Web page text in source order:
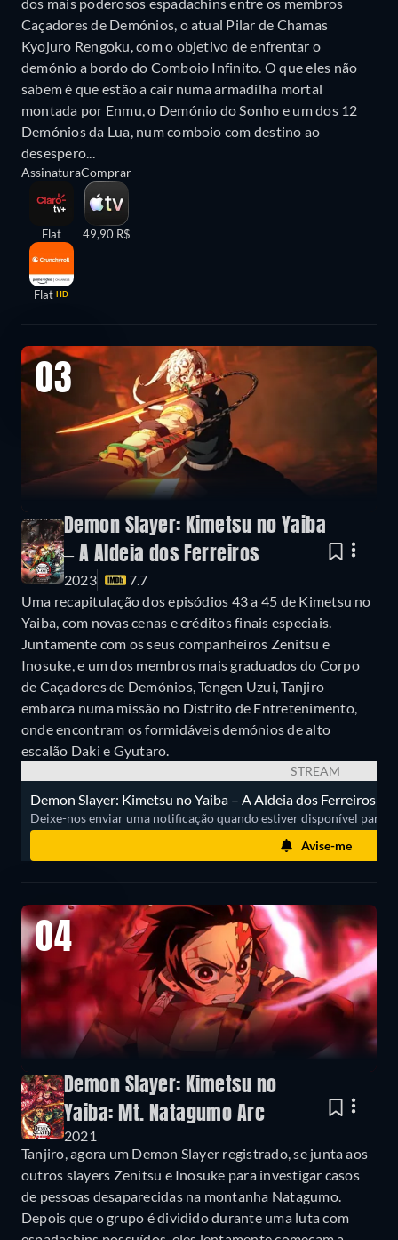
Caçadores de Demónios, o atual Pilar de Chamas
Kyojuro Rengoku, com o objetivo de enfrentar o
demónio a bordo do Comboio Infinito. O que eles não
sabem é que estão a cair numa armadilha mortal
montada por Enmu, o Demónio do Sonho e um dos 12
Demónios da Lua, num comboio com destino ao
desespero...
Assinatura
Flat
Flat HD
Comprar
49,90 R$
03
Demon Slayer: Kimetsu no Yaiba
– A Aldeia dos Ferreiros
2023
7.7
Uma recapitulação dos episódios 43 a 45 de Kimetsu no
Yaiba, com novas cenas e créditos finais especiais.
Juntamente com os seus companheiros Zenitsu e
Inosuke, e um dos membros mais graduados do Corpo
de Caçadores de Demónios, Tengen Uzui, Tanjiro
embarca numa missão no Distrito de Entretenimento,
onde encontram os formidáveis demónios de alto
escalão Daki e Gyutaro.
STREAM
Demon Slayer: Kimetsu no Yaiba – A Aldeia dos Ferreiros
Deixe-nos enviar uma notificação quando estiver disponível para
Avise-me
04
Demon Slayer: Kimetsu no
Yaiba: Mt. Natagumo Arc
2021
Tanjiro, agora um Demon Slayer registrado, se junta aos
outros slayers Zenitsu e Inosuke para investigar casos
de pessoas desaparecidas na montanha Natagumo.
Depois que o grupo é dividido durante uma luta com